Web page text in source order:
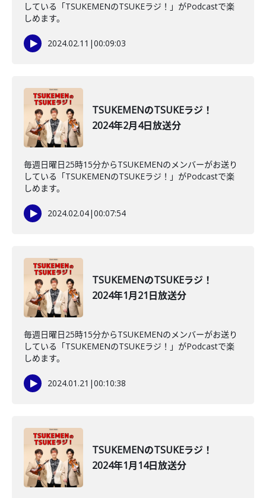
している「TSUKEMENのTSUKEラジ！」がPodcastで楽
しめます。
2024.02.11 |00:09:03
TSUKEMENのTSUKEラジ！
2024年2月4日放送分
毎週日曜日25時15分からTSUKEMENのメンバーがお送り
している「TSUKEMENのTSUKEラジ！」がPodcastで楽
しめます。
2024.02.04|00:07:54
TSUKEMENのTSUKEラジ！
2024年1月21日放送分
毎週日曜日25時15分からTSUKEMENのメンバーがお送り
している「TSUKEMENのTSUKEラジ！」がPodcastで楽
しめます。
2024.01.21 |00:10:38
TSUKEMENのTSUKEラジ！
2024年1月14日放送分